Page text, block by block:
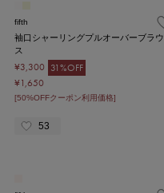
fifth
袖口シャーリングプルオーバーブラウ
ス
¥3,300 31%OFF
¥1,650
[50%OFFクーポン利用価格]
53